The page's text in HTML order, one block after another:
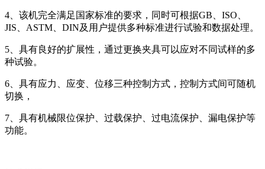
4、该机完全满足国家标准的要求，同时可根据GB、ISO、
JIS、ASTM、DIN及用户提供多种标准进行试验和数据处理。
5、具有良好的扩展性，通过更换夹具可以应对不同试样的多
种试验。
6、具有应力、应变、位移三种控制方式，控制方式间可随机
切换，
7、具有机械限位保护、过载保护、过电流保护、漏电保护等
功能。